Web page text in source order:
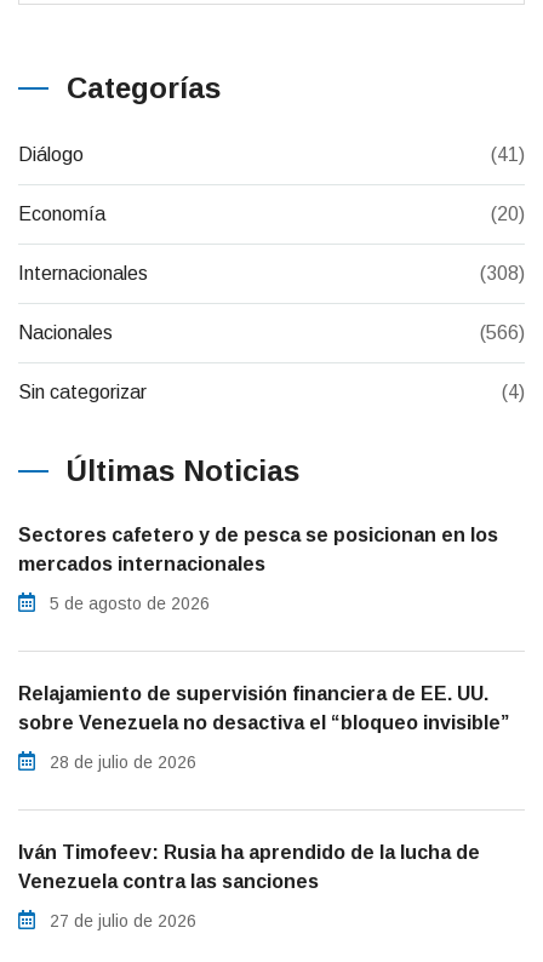
Categorías
Diálogo (41)
Economía (20)
Internacionales (308)
Nacionales (566)
Sin categorizar (4)
Últimas Noticias
Sectores cafetero y de pesca se posicionan en los
mercados internacionales
5 de agosto de 2026
Relajamiento de supervisión financiera de EE. UU.
sobre Venezuela no desactiva el “bloqueo invisible”
28 de julio de 2026
Iván Timofeev: Rusia ha aprendido de la lucha de
Venezuela contra las sanciones
27 de julio de 2026